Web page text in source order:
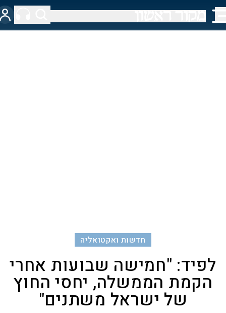
חדשות ואקטואליה
לפיד: "חמישה שבועות אחרי
הקמת הממשלה, יחסי החוץ
של ישראל משתנים"